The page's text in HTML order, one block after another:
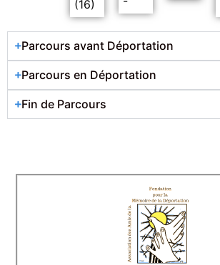
(16)
Parcours avant Déportation
Parcours en Déportation
Fin de Parcours